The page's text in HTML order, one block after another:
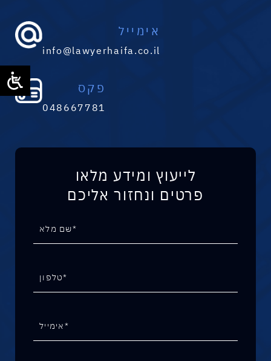
אימייל
info@lawyerhaifa.co.il
פקס
048667781
לייעוץ ומידע מלאו
פרטים ונחזור אליכם